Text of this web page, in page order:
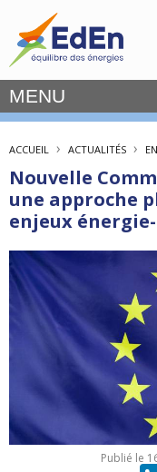
MENU
ACCUEIL › ACTUALITÉS ›
Nouvelle
une approche
enjeux
Publié le